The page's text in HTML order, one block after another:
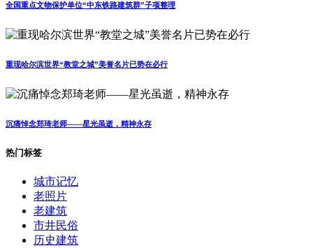
全国重点文物保护单位“中东铁路建筑群”子项整理
重现哈尔滨世界“教堂之城”美誉名片已势在必行
沉痛悼念郑琦老师——星光虽逝，精神永存
热门标签
城市记忆
老照片
老建筑
市井民俗
历史建筑